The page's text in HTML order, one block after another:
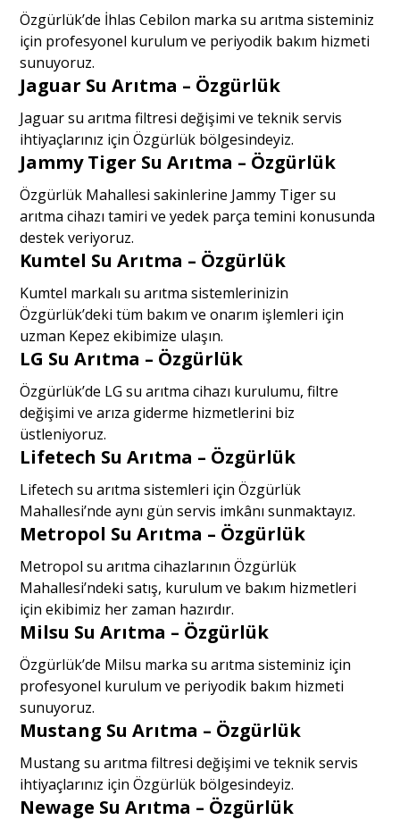
Özgürlük’de İhlas Cebilon marka su arıtma sisteminiz
için profesyonel kurulum ve periyodik bakım hizmeti
sunuyoruz.
Jaguar Su Arıtma – Özgürlük
Jaguar su arıtma filtresi değişimi ve teknik servis
ihtiyaçlarınız için Özgürlük bölgesindeyiz.
Jammy Tiger Su Arıtma – Özgürlük
Özgürlük Mahallesi sakinlerine Jammy Tiger su
arıtma cihazı tamiri ve yedek parça temini konusunda
destek veriyoruz.
Kumtel Su Arıtma – Özgürlük
Kumtel markalı su arıtma sistemlerinizin
Özgürlük’deki tüm bakım ve onarım işlemleri için
uzman Kepez ekibimize ulaşın.
LG Su Arıtma – Özgürlük
Özgürlük’de LG su arıtma cihazı kurulumu, filtre
değişimi ve arıza giderme hizmetlerini biz
üstleniyoruz.
Lifetech Su Arıtma – Özgürlük
Lifetech su arıtma sistemleri için Özgürlük
Mahallesi’nde aynı gün servis imkânı sunmaktayız.
Metropol Su Arıtma – Özgürlük
Metropol su arıtma cihazlarının Özgürlük
Mahallesi’ndeki satış, kurulum ve bakım hizmetleri
için ekibimiz her zaman hazırdır.
Milsu Su Arıtma – Özgürlük
Özgürlük’de Milsu marka su arıtma sisteminiz için
profesyonel kurulum ve periyodik bakım hizmeti
sunuyoruz.
Mustang Su Arıtma – Özgürlük
Mustang su arıtma filtresi değişimi ve teknik servis
ihtiyaçlarınız için Özgürlük bölgesindeyiz.
Newage Su Arıtma – Özgürlük